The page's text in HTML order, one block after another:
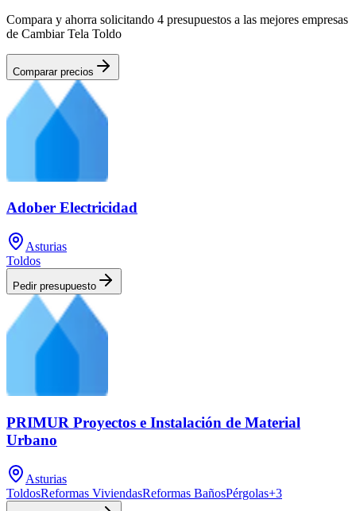
Compara y ahorra solicitando 4 presupuestos a las mejores empresas
de Cambiar Tela Toldo
Comparar precios
Adober Electricidad
Asturias
Toldos
Pedir presupuesto
PRIMUR Proyectos e Instalación de Material
Urbano
Asturias
ToldosReformas ViviendasReformas BañosPérgolas+3